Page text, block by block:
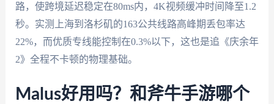
路，使跨境延迟稳定在80ms内，4K视频缓冲时间降至1.2
秒。实测上海到洛杉矶的163公共线路高峰期丢包率达
22%，而优质专线能控制在0.3%以下，这也是追《庆余年
2》全程不卡顿的物理基础。
Malus好用吗？和斧牛手游哪个